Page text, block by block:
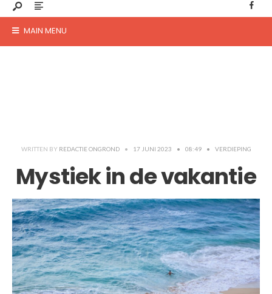
MAIN MENU
WRITTEN BY REDACTIE ONGROND • 17 JUNI 2023 • 08:49 • VERDIEPING
Mystiek in de vakantie